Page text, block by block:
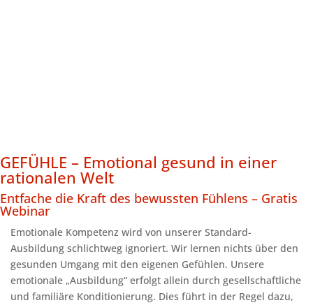
GEFÜHLE – Emotional gesund in einer
rationalen Welt
Entfache die Kraft des bewussten Fühlens – Gratis
Webinar
Emotionale Kompetenz wird von unserer Standard-
Ausbildung schlichtweg ignoriert. Wir lernen nichts über den
gesunden Umgang mit den eigenen Gefühlen. Unsere
emotionale „Ausbildung“ erfolgt allein durch gesellschaftliche
und familiäre Konditionierung. Dies führt in der Regel dazu,